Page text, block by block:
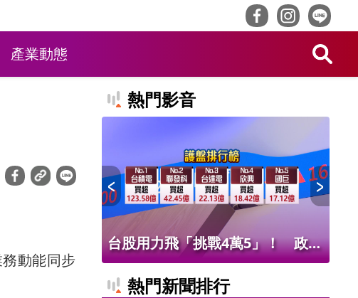
產業動態
動能同步
熱門影音
」接班
台股用力飛「挑戰4萬5」！ 政府
熱門新聞排行